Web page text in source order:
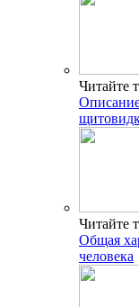
Читайте
Читайте
Общая
человека